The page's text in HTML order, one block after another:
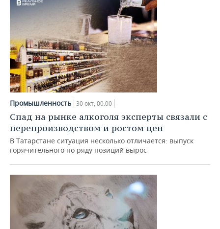
Промышленность 30 окт, 00:00
Спад на рынке алкоголя эксперты связали с
перепроизводством и ростом цен
В Татарстане ситуация несколько отличается: выпуск
горячительного по ряду позиций вырос